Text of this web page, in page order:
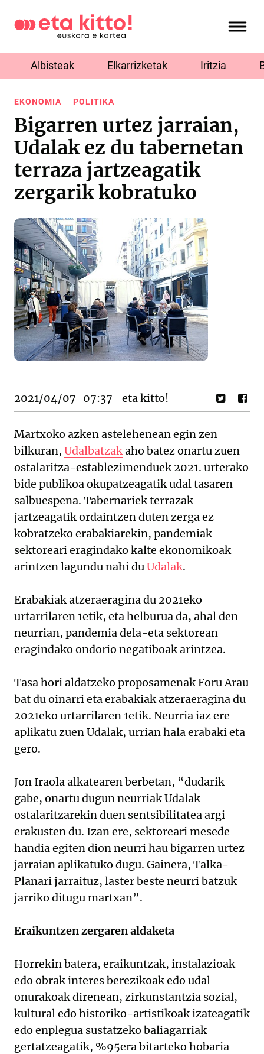
Albisteak Elkarrizketak Iritzia
EKONOMIA POLITIKA
Bigarren urtez jarraian,
Udalak ez du tabernetan
terraza jartzeagatik
zergarik kobratuko
2021/04/07 07:37 eta kitto!
Martxoko azken astelehenean egin zen
bilkuran, Udalbatzakaho batez onartu zuen
ostalaritza-establezimenduek 2021. urterako
bide publikoa okupatzeagatik udal tasaren
salbuespena. Tabernariek terrazak
jartzeagatik ordaintzen duten zerga ez
kobratzeko erabakiarekin, pandemiak
sektoreari eragindako kalte ekonomikoak
arintzen lagundu nahi duUdalak.
Erabakiak atzeraeragina du 2021eko
urtarrilaren 1etik, eta helburua da, ahal den
neurrian, pandemia dela-eta sektorean
eragindako ondorio negatiboak arintzea.
Tasa hori aldatzeko proposamenak Foru Arau
bat du oinarri eta erabakiak atzeraeragina du
2021eko urtarrilaren 1etik. Neurria iaz ere
aplikatu zuen Udalak, urrian hala erabaki eta
gero.
Jon Iraola alkatearen berbetan, “dudarik
gabe, onartu dugun neurriak Udalak
ostalaritzarekin duen sentsibilitatea argi
erakusten du. Izan ere, sektoreari mesede
handia egiten dion neurri hau bigarren urtez
jarraian aplikatuko dugu. Gainera, Talka-
Planari jarraituz, laster beste neurri batzuk
jarriko ditugu martxan”.
Eraikuntzen zergaren aldaketa
Horrekin batera, eraikuntzak, instalazioak
edo obrak interes berezikoak edo udal
onurakoak direnean, zirkunstantzia sozial,
kultural edo historiko-artistikoak izateagatik
edo enplegua sustatzeko baliagarriak
gertatzeagatik, %95era bitarteko hobaria